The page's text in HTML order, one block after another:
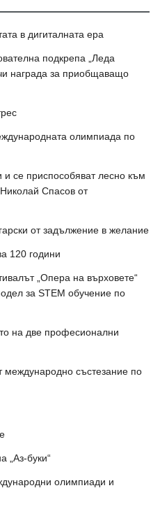
в дигиталната ера
подкрепа „Леда
награда за приобщаващо
олимпиада по
се приспособяват лесно към
Спасов от
от задължение в желание
120 години
„Опера на върховете“
за STEM обучение по
на две професионални
международно състезание по
„Аз-буки“
олимпиади и